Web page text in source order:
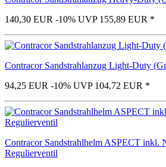
140,30 EUR -10% UVP 155,89 EUR *
Contracor Sandstrahlanzug Light-Duty
94,25 EUR -10% UVP 104,72 EUR *
Contracor Sandstrahlhelm ASPECT inkl.
Regulierventil